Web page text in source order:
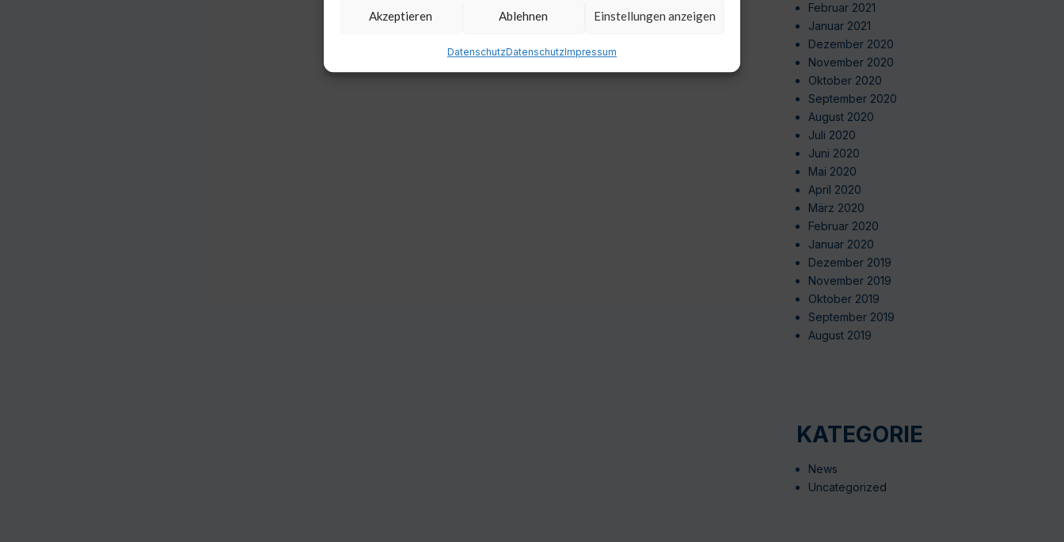
Akzeptieren Ablehnen Einstellungen anzeigen
DatenschutzDatenschutzImpressum
Februar 2021
Januar 2021
Dezember 2020
November 2020
Oktober 2020
September 2020
August 2020
Juli 2020
Juni 2020
Mai 2020
April 2020
März 2020
Februar 2020
Januar 2020
Dezember 2019
November 2019
Oktober 2019
September 2019
August 2019
KATEGORIE
News
Uncategorized